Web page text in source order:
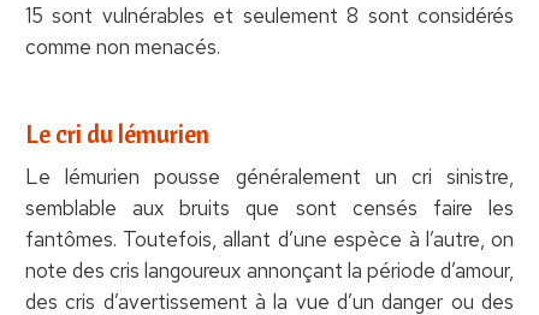
15 sont vulnérables et seulement 8 sont considérés
comme non menacés.
Le cri du lémurien
Le lémurien pousse généralement un cri sinistre,
semblable aux bruits que sont censés faire les
fantômes. Toutefois, allant d’une espèce à l’autre, on
note des cris langoureux annonçant la période d’amour,
des cris d’avertissement à la vue d’un danger ou des